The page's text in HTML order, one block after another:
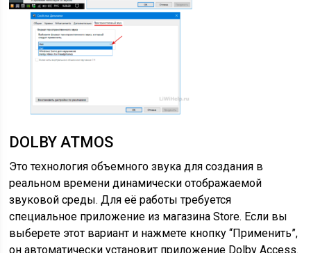
DOLBY ATMOS
Это технология объемного звука для создания в
реальном времени динамически отображаемой
звуковой среды. Для её работы требуется
специальное приложение из магазина Store. Если вы
выберете этот вариант и нажмете кнопку “Применить”,
он автоматически установит приложение Dolby Access.